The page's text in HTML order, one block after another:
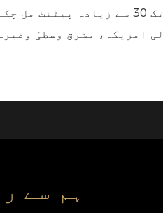
شدہ ہیں۔ دریں اثنا، گلیمر
امریکہ، مشرق وسطیٰ
ہم سے